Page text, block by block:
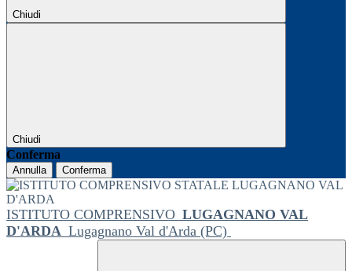
Chiudi
Chiudi
Conferma
Annulla Conferma
ISTITUTO COMPRENSIVO LUGAGNANO VAL
D'ARDA Lugagnano Val d'Arda (PC)